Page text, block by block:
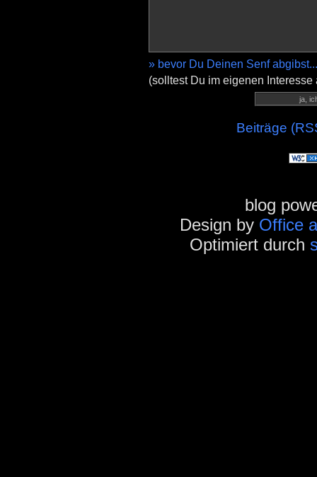
» bevor Du Deinen Senf abgibst...
(solltest Du im eigenen
Beiträge
blog
Design by Office
Optimiert durch